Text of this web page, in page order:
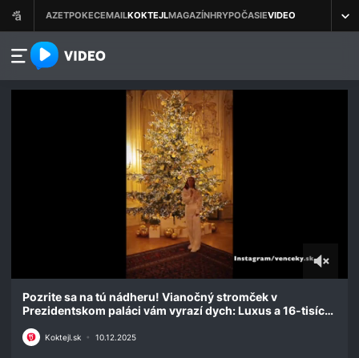
azet.video.sk
seconds
seconds
Pozrite sa na tú nádheru! Vianočný stromček v
Prezidentskom paláci vám vyrazí dych: Luxus a 16-tisíc
Koktejl.sk • 10.12.2025